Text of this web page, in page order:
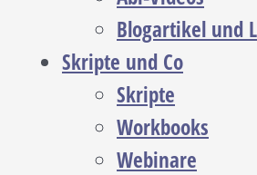
Blogartikel und
Skripte und Co
Skripte
Workbooks
Webinare